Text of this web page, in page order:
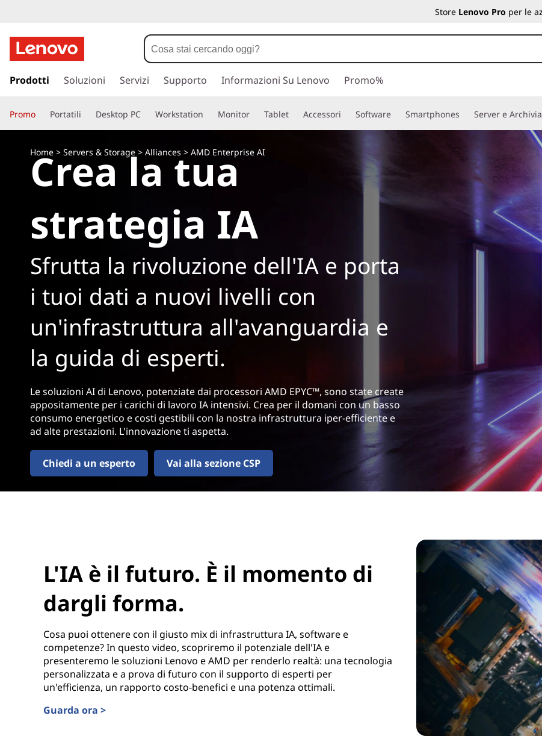
Store Lenovo Pro per le
a
a
a
Prodotti Soluzioni Servizi Supporto Informazioni Su Lenovo Promo%
Promo Portatili Desktop PC Workstation Monitor Tablet Accessori Software Smartphones Server e
Home > Servers & Storage > Alliances > AMD Enterprise AI
Crea la tua
strategia IA
Sfrutta la rivoluzione dell'IA e porta
i tuoi dati a nuovi livelli con
un'infrastruttura all'avanguardia e
la guida di esperti.
Le soluzioni AI di Lenovo, potenziate dai processori AMD EPYC™, sono state create
appositamente per i carichi di lavoro IA intensivi. Crea per il domani con un basso
consumo energetico e costi gestibili con la nostra infrastruttura iper-efficiente e
ad alte prestazioni. L'innovazione ti aspetta.
Chiedi a un esperto Vai alla sezione CSP
L'IA è il futuro. È il momento di
dargli forma.
Cosa puoi ottenere con il giusto mix di infrastruttura IA, software e
competenze? In questo video, scopriremo il potenziale dell'IA e
presenteremo le soluzioni Lenovo e AMD per renderlo realtà: una tecnologia
personalizzata e a prova di futuro con il supporto di esperti per
un'efficienza, un rapporto costo-benefici e una potenza ottimali.
Guarda ora >